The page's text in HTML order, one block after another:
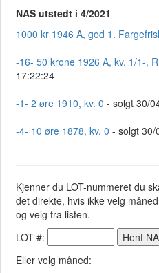
NAS utstedt i 4/2021
1000 kr 1946 A, god 1.
-16- 50 krone 1926 A, kv. 1/1-,
17:22:24
-1- 2 øre 1910, kv. 0 - solgt 30/
-4- 10 øre 1878, kv. 0 - solgt 30/
Kjenner du LOT-nummeret du
det direkte, hvis ikke velg
og velg fra listen.
LOT #:
Eller velg måned: